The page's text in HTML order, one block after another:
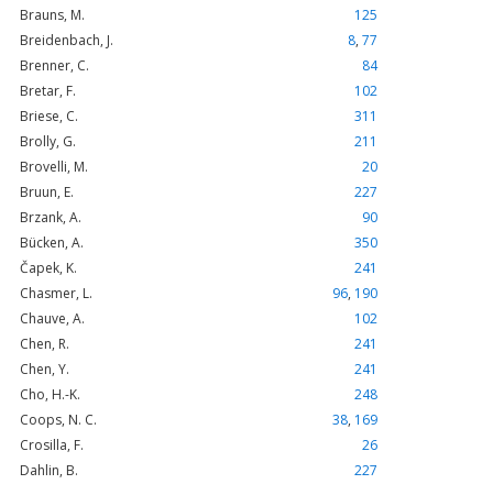
Brauns, M.
125
Breidenbach, J.
8, 77
Brenner, C.
84
Bretar, F.
102
Briese, C.
311
Brolly, G.
211
Brovelli, M.
20
Bruun, E.
227
Brzank, A.
90
Bücken, A.
350
Čapek, K.
241
Chasmer, L.
96, 190
Chauve, A.
102
Chen, R.
241
Chen, Y.
241
Cho, H.-K.
248
Coops, N. C.
38, 169
Crosilla, F.
26
Dahlin, B.
227